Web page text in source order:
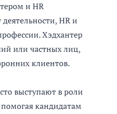
и HR
HR и
Хэдхантер
или частных лиц,
клиентов.
выступают в роли
кандидатам